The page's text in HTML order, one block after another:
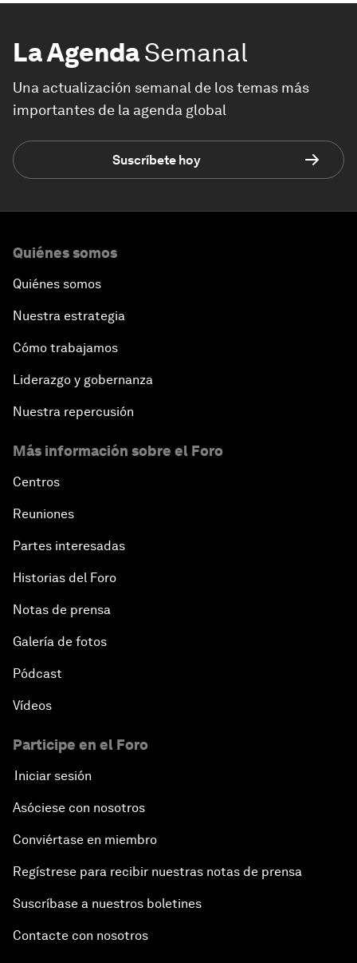
La AgendaSemanal
Una actualización semanal de los temas más
importantes de la agenda global
Suscríbete hoy
Quiénes somos
Quiénes somos
Nuestra estrategia
Cómo trabajamos
Liderazgo y gobernanza
Nuestra repercusión
Más información sobre el Foro
Centros
Reuniones
Partes interesadas
Historias del Foro
Notas de prensa
Galería de fotos
Pódcast
Vídeos
Participe en el Foro
Iniciar sesión
Asóciese con nosotros
Conviértase en miembro
Regístrese para recibir nuestras notas de prensa
Suscríbase a nuestros boletines
Contacte con nosotros